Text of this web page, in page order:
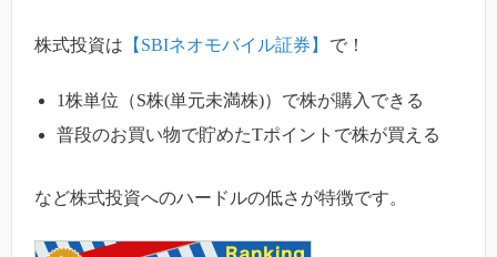
株式投資は 【SBIネオモバイル証券】 で！
1株単位（S株(単元未満株)）で株が購入できる
普段のお買い物で貯めたTポイントで株が買える
など株式投資へのハードルの低さが特徴です。